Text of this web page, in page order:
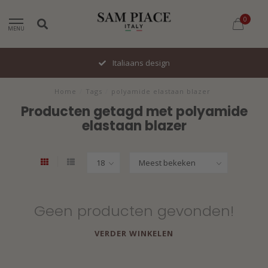
MENU
0
Italiaans design
Home Tags polyamide elastaan blazer
Producten getagd met polyamide
elastaan blazer
Geen producten gevonden!
VERDER WINKELEN